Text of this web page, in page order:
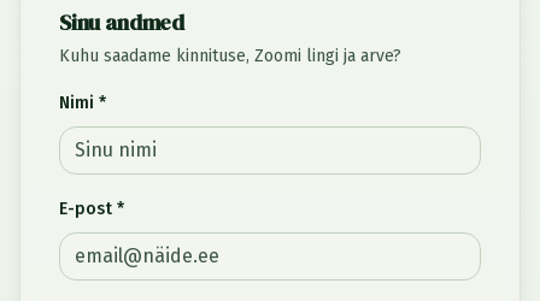
Sinu andmed
Kuhu saadame kinnituse, Zoomi lingi ja arve?
Nimi *
E-post *